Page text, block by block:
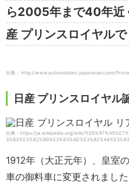
ら2005年まで40年近
産 プリンスロイヤルで
出典： http://www.automobiles-japonaises.com/
日産 プリンスロイヤル
出典：https://ja.wikipedia.org/wiki/
1912年（大正元年）、皇室
車の御料車に変更されました